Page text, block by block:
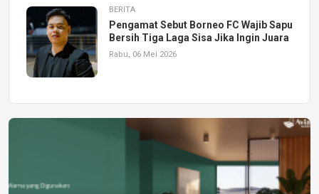
BERITA
Pengamat Sebut Borneo FC Wajib Sapu
Bersih Tiga Laga Sisa Jika Ingin Juara
Rabu, 06 Mei 2026